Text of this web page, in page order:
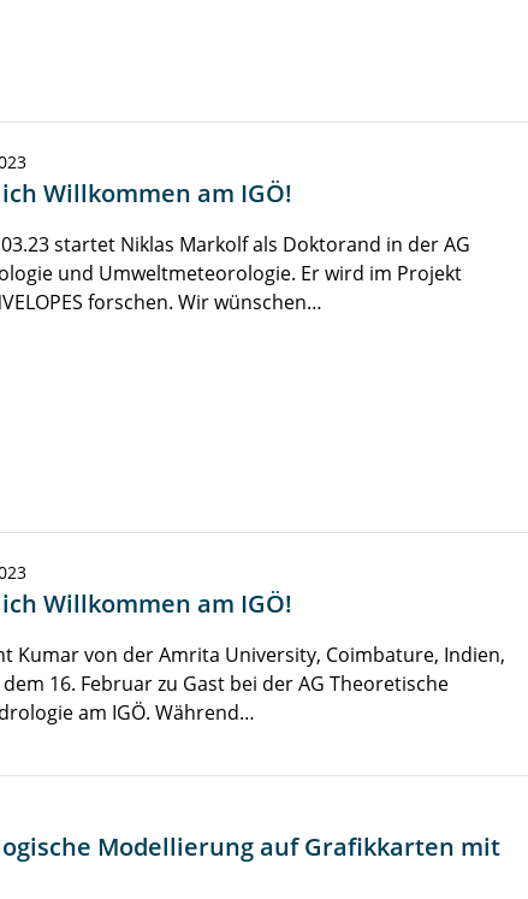
Willkommen am IGÖ!
startet Niklas Markolf als Doktorand in der AG
und Umweltmeteorologie. Er wird im Projekt
forschen. Wir wünschen…
Willkommen am IGÖ!
Kumar von der Amrita University, Coimbature, Indien,
16. Februar zu Gast bei der AG Theoretische
am IGÖ. Während…
Modellierung auf Grafikkarten mit